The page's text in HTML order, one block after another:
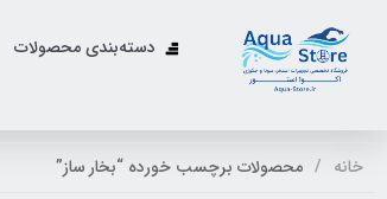
دسته‌بندی محصولات
خانه محصولات برچسب خورده “بخار ساز”